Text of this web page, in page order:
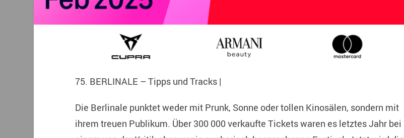
75. BERLINALE – Tipps und Tracks |
Die Berlinale punktet weder mit Prunk, Sonne oder tollen Kinosälen, sondern mit
ihrem treuen Publikum. Über 300 000 verkaufte Tickets waren es letztes Jahr bei